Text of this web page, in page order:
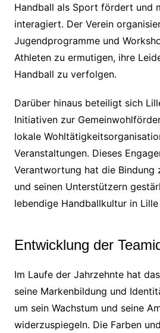
Handball als Sport fördert und
interagiert. Der Verein
Jugendprogramme und
Athleten zu ermutigen, ihre
Handball zu verfolgen.
Darüber hinaus beteiligt sich
Initiativen zur
lokale
Veranstaltungen. Dieses
Verantwortung hat die Bindung
und seinen Unterstützern
lebendige Handballkultur in
Entwicklung der
Im Laufe der Jahrzehnte hat
seine Markenbildung und
um sein Wachstum und seine
widerzuspiegeln. Die Farben